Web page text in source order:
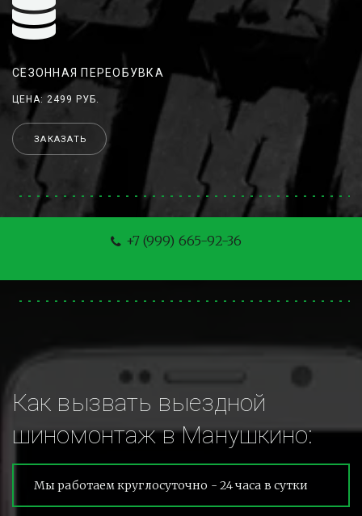
СЕЗОННАЯ ПЕРЕОБУВКА
ЦЕНА: 2499 РУБ.
ЗАКАЗАТЬ
+7 (999) 665-92-36
Как вызвать выездной
шиномонтаж в Манушкино:
Мы работаем круглосуточно - 24 часа в сутки